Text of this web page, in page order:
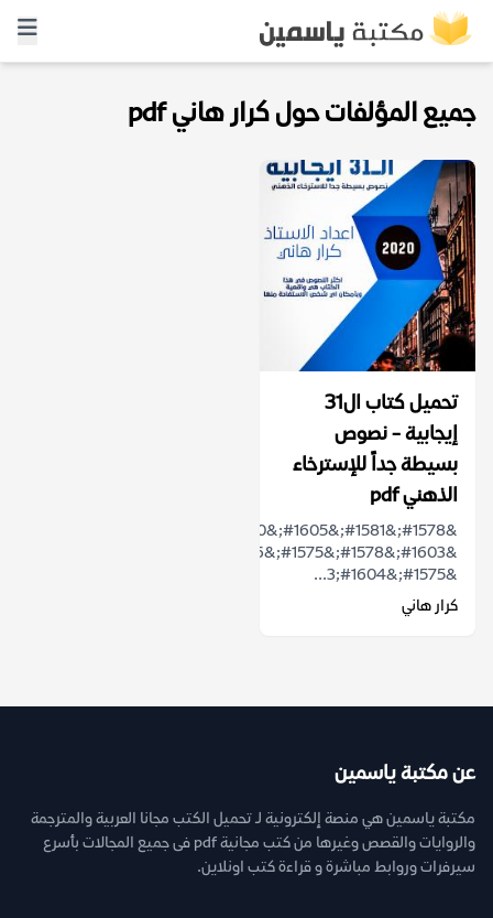
جميع المؤلفات حول كرار هاني pdf
تحميل كتاب ال31
إيجابية - نصوص
بسيطة جداً للإسترخاء
الذهني pdf
&#1575;&#1604;3...
كرار هاني
عن مكتبة ياسمين
مكتبة ياسمين هي منصة إلكترونية لـ تحميل الكتب مجانا العربية والمترجمة
والروايات والقصص وغيرها من كتب مجانية pdf فى جميع المجالات بأسرع
سيرفرات وروابط مباشرة و قراءة كتب اونلاين.